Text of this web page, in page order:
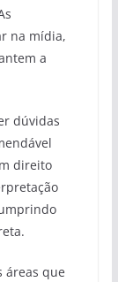
na mídia,
a
dúvidas
direito
áreas que